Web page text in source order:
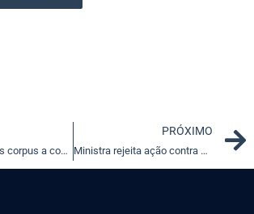
Negado habeas corpus a condenados por explosão de agência do BB em Pernambuco
PRÓXIMO
Ministra rejeita ação contra exigência de estudo de impacto para construções na orla Niterói (RJ)